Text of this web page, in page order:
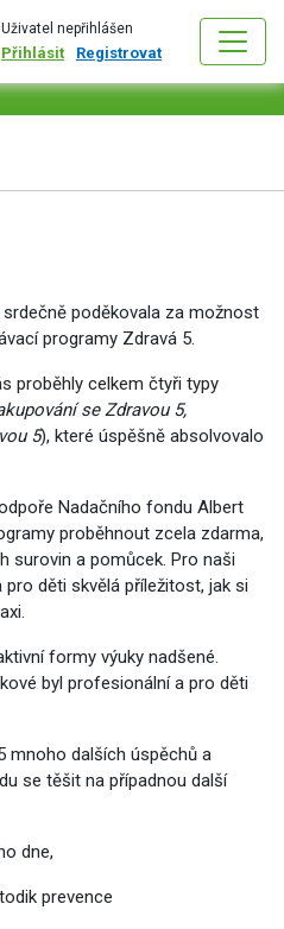
Uživatel nepřihlášen
Přihlásit Registrovat
poděkovala za možnost
programy Zdravá 5.
proběhly celkem čtyři typy
se Zdravou 5,
5), které úspěšně absolvovalo
Nadačního fondu Albert
proběhnout zcela zdarma,
surovin a pomůcek. Pro naši
děti skvělá příležitost, jak si
formy výuky nadšené.
byl profesionální a pro děti
mnoho dalších úspěchů a
se těšit na případnou další
dne,
prevence